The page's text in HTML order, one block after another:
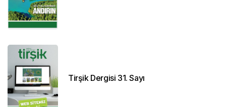
Tirşik Dergisi 31. Sayı